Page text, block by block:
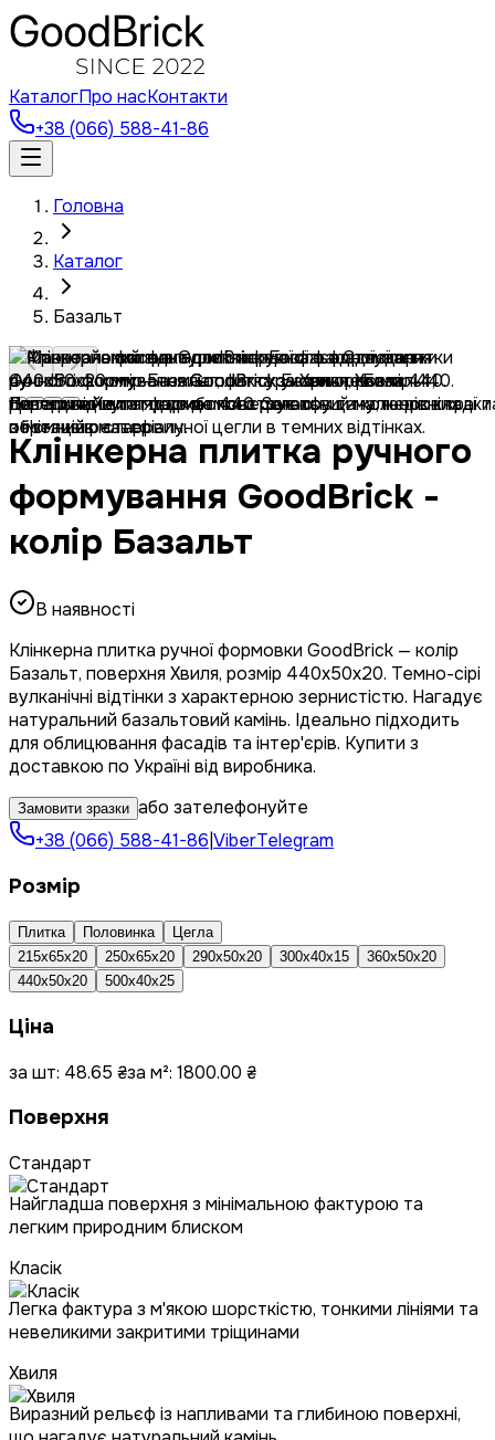
КаталогПро насКонтакти
+38 (066) 588-41-86
Головна
Каталог
Базальт
Клінкерна плитка ручного
формування GoodBrick -
колір Базальт
В наявності
Клінкерна плитка ручної формовки GoodBrick — колір
Базальт, поверхня Хвиля, розмір 440x50x20. Темно-сірі
вулканічні відтінки з характерною зернистістю. Нагадує
натуральний базальтовий камінь. Ідеально підходить
для облицювання фасадів та інтер'єрів. Купити з
доставкою по Україні від виробника.
Замовити зразки або зателефонуйте
+38 (066) 588-41-86 ViberTelegram
Розмір
Плитка Половинка
Цегла
215x65x20
250x65x20 290x50x20 300x40x15
360x50x20
440x50x20
500x40x25
Ціна
за шт: 48.65 ₴за м²: 1800.00 ₴
Поверхня
Стандарт
Найгладша поверхня з мінімальною фактурою та
легким природним блиском
Класік
Легка фактура з м'якою шорсткістю, тонкими лініями та
невеликими закритими тріщинами
Хвиля
Виразний рельєф із напливами та глибиною поверхні,